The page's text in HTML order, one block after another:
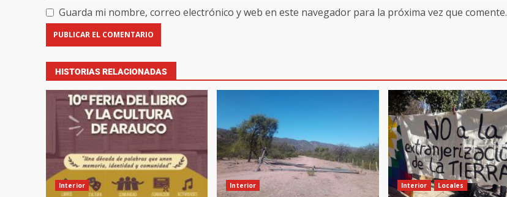
Guarda mi nombre, correo electrónico y web en este navegador para la próxima vez que comente.
HISTORIAS RELACIONADAS
Interior Interior Interior Locales